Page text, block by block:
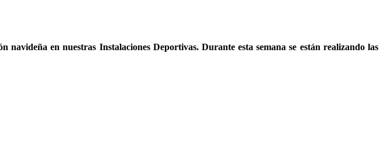
en nuestras Instalaciones Deportivas. Durante esta semana se están realizando las